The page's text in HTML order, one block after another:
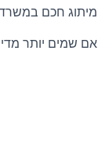
מיתוג חכם במשרד
אם שמים יותר